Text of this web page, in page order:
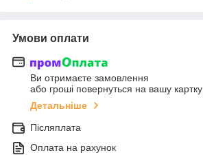
Умови оплати
Ви отримаєте замовлення
або гроші повернуться на вашу картку
Детальніше
Післяплата
Оплата на рахунок